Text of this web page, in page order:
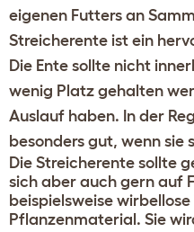
eigenen Futters an
Streicherente ist ein
Die Ente sollte nicht
wenig Platz gehalten
Auslauf haben. In der
besonders gut, wenn sie
Die Streicherente sollte
sich aber auch gern auf
beispielsweise wirbellose
Pflanzenmaterial. Sie